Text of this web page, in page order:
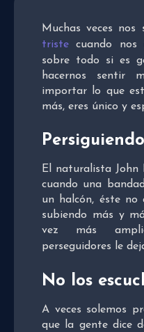
Muchas veces nos
triste cuando nos
sobre todo si es
hacernos sentir
importar lo que
más, eres único y
El naturalista John
cuando una
un halcón, éste
subiendo más y
vez más
perseguidores le
No los
A veces solemos
que la gente dice